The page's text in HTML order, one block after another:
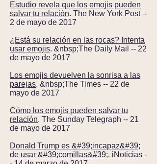
Estudio revela que los emojis pueden
salvar tu relación. The New York Post --
2 de mayo de 2017
¿Está su relación en las rocas? Intenta
usar emojis. &nbsp;The Daily Mail -- 22
de mayo de 2017
Los emojis devuelven la sonrisa a las
parejas. &nbsp;The Times -- 22 de
mayo de 2017
Cómo los emojis pueden salvar tu
relación. The Sunday Telegraph -- 21
de mayo de 2017
Donald Trump es &#39;incapaz&#39;
de usar &#39;comillas&#39;. iNoticias -
- 14 de marzo de 2017